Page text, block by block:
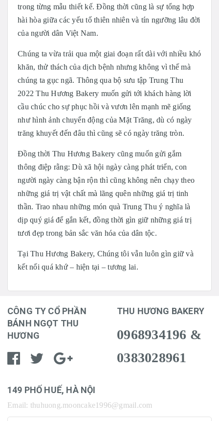
trong từng mẫu thiết kế. Đồng thời cũng là sự tổng hợp
hài hòa giữa các yếu tố thiên nhiên và tín ngưỡng lâu đời
của người dân Việt Nam.
Chúng ta vừa trải qua một giai đoạn rất dài với nhiều khó
khăn, thử thách của dịch bệnh nhưng không vì thế mà
chúng ta gục ngã. Thông qua bộ sưu tập Trung Thu
2022 Thu Hương Bakery muốn gửi tới khách hàng lời
cầu chúc cho sự phục hồi và vươn lên mạnh mẽ giống
như hình ảnh chuyển động của Mặt Trăng, dù có ngày
trăng khuyết đến đâu thì cũng sẽ có ngày trăng tròn.
Đồng thời Thu Hương Bakery cũng muốn gửi gắm
thông điệp rằng: Dù xã hội ngày càng phát triển, con
người ngày càng bận rộn thì cũng không nên chạy theo
những giá trị vật chất mà lãng quên những giá trị tinh
thần. Trao nhau những món quà Trung Thu ý nghĩa là
dịp quý giá để gắn kết, đồng thời gìn giữ những giá trị
tươi đẹp trong bản sắc văn hóa của dân tộc.
Tại Thu Hương Bakery, Chúng tôi vẫn luôn gìn giữ và
kết nối quá khứ – hiện tại – tương lai.
CÔNG TY CỔ PHẦN
BÁNH NGỌT THU
HƯƠNG
THU HƯƠNG BAKERY
0968934196 &
0383028961
149 PHỐ HUẾ, HÀ NỘI
Email: thuhuong.mooncake1996@gmail.com